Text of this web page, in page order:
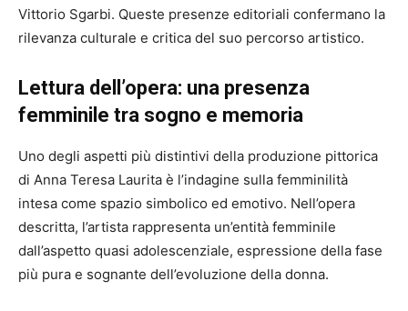
Vittorio Sgarbi. Queste presenze editoriali confermano la
rilevanza culturale e critica del suo percorso artistico.
Lettura dell’opera: una presenza
femminile tra sogno e memoria
Uno degli aspetti più distintivi della produzione pittorica
di Anna Teresa Laurita è l’indagine sulla femminilità
intesa come spazio simbolico ed emotivo. Nell’opera
descritta, l’artista rappresenta un’entità femminile
dall’aspetto quasi adolescenziale, espressione della fase
più pura e sognante dell’evoluzione della donna.